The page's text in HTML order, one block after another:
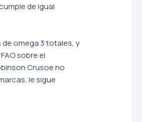
de igual
omega 3 totales, y
sobre el
Crusoe no
le sigue